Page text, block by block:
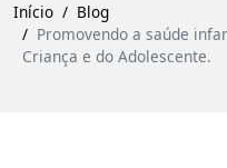
Início
Blog
Promovendo a saúde
Criança e do Adolescente.